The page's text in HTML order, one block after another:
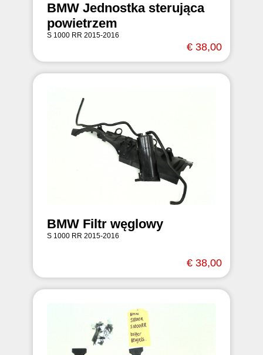
BMW Jednostka sterująca
powietrzem
S 1000 RR 2015-2016
€ 38,00
BMW Filtr węglowy
S 1000 RR 2015-2016
€ 38,00